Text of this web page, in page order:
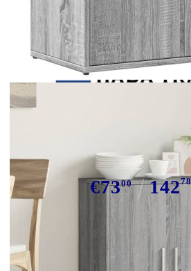
Сподели
Сайдборд, сив
см, инженерно
€7300 14278
В наличност: 88
Време за доставка: 5